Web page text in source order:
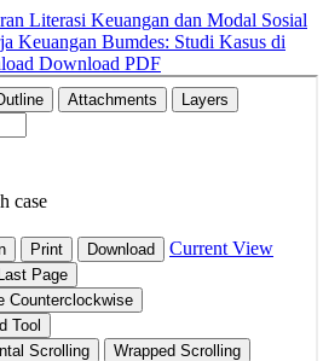
Literasi Keuangan dan Modal Sosial
Keuangan Bumdes: Studi Kasus di
Download PDF